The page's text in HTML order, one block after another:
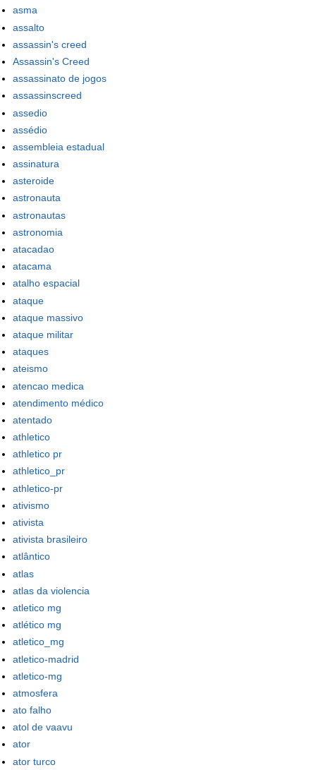
asma
assalto
assassin's creed
Assassin's Creed
assassinato de jogos
assassinscreed
assedio
assédio
assembleia estadual
assinatura
asteroide
astronauta
astronautas
astronomia
atacadao
atacama
atalho espacial
ataque
ataque massivo
ataque militar
ataques
ateismo
atencao medica
atendimento médico
atentado
athletico
athletico pr
athletico_pr
athletico-pr
ativismo
ativista
ativista brasileiro
atlântico
atlas
atlas da violencia
atletico mg
atlético mg
atletico_mg
atletico-madrid
atletico-mg
atmosfera
ato falho
atol de vaavu
ator
ator turco